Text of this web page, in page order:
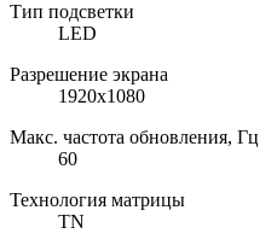
Тип подсветки
LED
Разрешение экрана
1920x1080
Макс. частота обновления, Гц
60
Технология матрицы
TN